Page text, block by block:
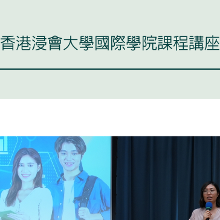
香港浸會大學國際學院課程講座